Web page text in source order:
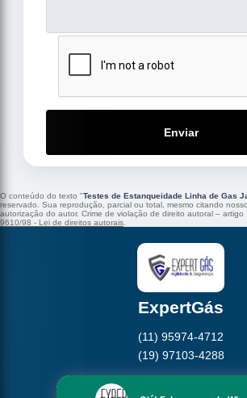
Enviar
O conteúdo do texto "Testes de Estanqueidade Linha de Gas
reservado. Sua reprodução, parcial ou total, mesmo citando
autorização do autor. Crime de violação de direito autoral –
9610/98 - Lei de direitos autorais
ExpertGás
(11) 95974-4712
(19) 97103-4288